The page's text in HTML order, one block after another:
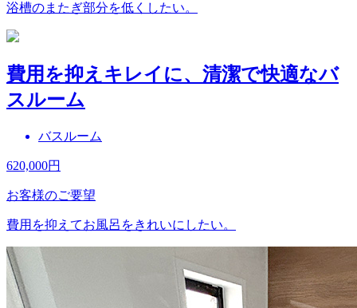
浴槽のまたぎ部分を低くしたい。
費用を抑えキレイに、清潔で快適なバ
スルーム
バスルーム
620,000円
お客様のご要望
費用を抑えてお風呂をきれいにしたい。